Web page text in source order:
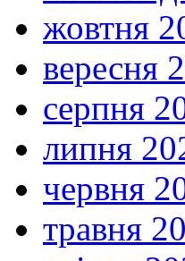
жовтня
вересня
серпня
липня
червня
травня